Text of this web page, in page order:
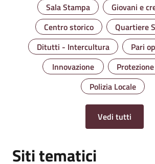
Sala Stampa
Giovani e
Centro storico
Quartiere
Ditutti - Intercultura
Pari
Innovazione
Polizia Locale
Vedi tutti
Siti tematici